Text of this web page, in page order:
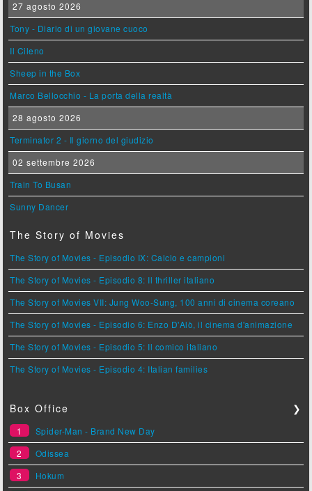
27 agosto 2026
Tony - Diario di un giovane cuoco
Il Cileno
Sheep in the Box
Marco Bellocchio - La porta della realtà
28 agosto 2026
Terminator 2 - Il giorno del giudizio
02 settembre 2026
Train To Busan
Sunny Dancer
The Story of Movies
The Story of Movies - Episodio IX: Calcio e campioni
The Story of Movies - Episodio 8: Il thriller italiano
The Story of Movies VII: Jung Woo-Sung, 100 anni di cinema coreano
The Story of Movies - Episodio 6: Enzo D'Alò, il cinema d'animazione
The Story of Movies - Episodio 5: Il comico italiano
The Story of Movies - Episodio 4: Italian families
Box Office ❯
1
Spider-Man - Brand New Day
2
Odissea
3
Hokum